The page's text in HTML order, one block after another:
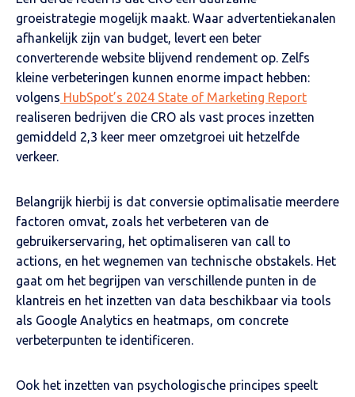
groeistrategie mogelijk maakt. Waar advertentiekanalen
afhankelijk zijn van budget, levert een beter
converterende website blijvend rendement op. Zelfs
kleine verbeteringen kunnen enorme impact hebben:
volgens HubSpot’s 2024 State of Marketing Report
realiseren bedrijven die CRO als vast proces inzetten
gemiddeld 2,3 keer meer omzetgroei uit hetzelfde
verkeer.
Belangrijk hierbij is dat conversie optimalisatie meerdere
factoren omvat, zoals het verbeteren van de
gebruikerservaring, het optimaliseren van call to
actions, en het wegnemen van technische obstakels. Het
gaat om het begrijpen van verschillende punten in de
klantreis en het inzetten van data beschikbaar via tools
als Google Analytics en heatmaps, om concrete
verbeterpunten te identificeren.
Ook het inzetten van psychologische principes speelt